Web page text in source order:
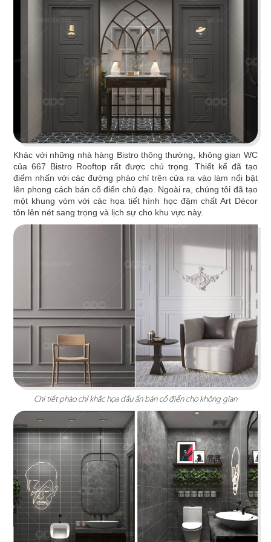
TORI MATSUKI
Món ngon, rượu ngọt trong không gian đậm dấu
ấn Nhật
Chi tiết
KING COFFEE
Cảm hứng từ hạt cafe khắc họa nên tinh thần
huyền thoại “Vua Cà Phê Việt”
Chi tiết
Khác với những nhà hàng Bistro thông thường, không gian WC
của 667 Bistro Rooftop rất được chú trọng. Thiết kế đã tạo
điểm nhấn với các đường phào chỉ trên cửa ra vào làm nổi bật
lên phong cách bán cổ điển chủ đạo. Ngoài ra, chúng tôi đã tạo
một khung vòm với các họa tiết hình học đậm chất Art Décor
tôn lên nét sang trọng và lịch sự cho khu vực này.
Chi tiết phào chỉ khắc họa dấu ấn bán cổ điển cho không gian